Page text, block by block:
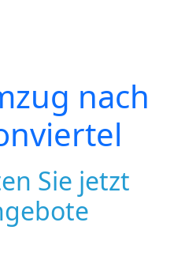
nach
Sie jetzt